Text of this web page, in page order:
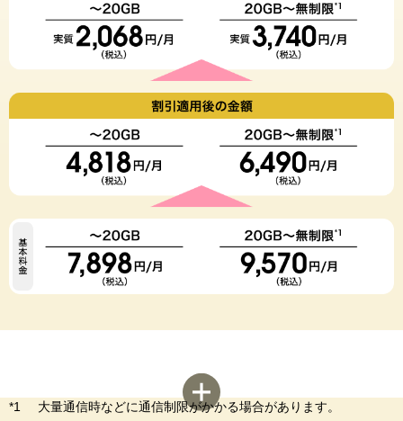
大量通信時などに通信制限がかかる場合があります。